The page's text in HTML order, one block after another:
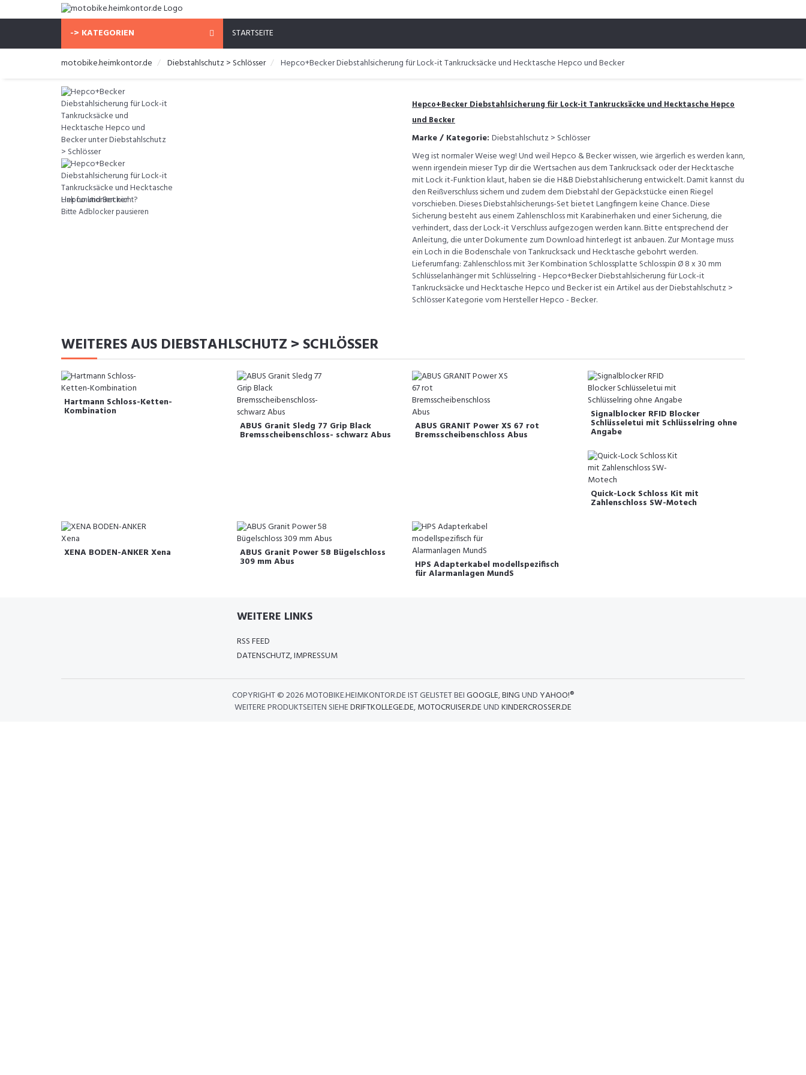
-> KATEGORIEN STARTSEITE
motobike.heimkontor.de Diebstahlschutz > Schlösser Hepco+Becker Diebstahlsicherung für Lock-it Tankrucksäcke und Hecktasche Hepco und Becker
Link funktioniert nicht?
Bitte Adblocker pausieren
Hepco+Becker Diebstahlsicherung für Lock-it Tankrucksäcke und Hecktasche Hepco
und Becker
Marke / Kategorie: Diebstahlschutz > Schlösser
Weg ist normaler Weise weg! Und weil Hepco & Becker wissen, wie ärgerlich es werden kann,
wenn irgendein mieser Typ dir die Wertsachen aus dem Tankrucksack oder der Hecktasche
mit Lock it-Funktion klaut, haben sie die H&B Diebstahlsicherung entwickelt. Damit kannst du
den Reißverschluss sichern und zudem dem Diebstahl der Gepäckstücke einen Riegel
vorschieben. Dieses Diebstahlsicherungs-Set bietet Langfingern keine Chance. Diese
Sicherung besteht aus einem Zahlenschloss mit Karabinerhaken und einer Sicherung, die
verhindert, dass der Lock-it Verschluss aufgezogen werden kann. Bitte entsprechend der
Anleitung, die unter Dokumente zum Download hinterlegt ist anbauen. Zur Montage muss
ein Loch in die Bodenschale von Tankrucksack und Hecktasche gebohrt werden.
Lieferumfang: Zahlenschloss mit 3er Kombination Schlossplatte Schlosspin Ø 8 x 30 mm
Schlüsselanhänger mit Schlüsselring - Hepco+Becker Diebstahlsicherung für Lock-it
Tankrucksäcke und Hecktasche Hepco und Becker ist ein Artikel aus der Diebstahlschutz >
Schlösser Kategorie vom Hersteller Hepco - Becker.
WEITERES AUS DIEBSTAHLSCHUTZ > SCHLÖSSER
Hartmann Schloss-Ketten-
Kombination
ABUS Granit Sledg 77 Grip Black
Bremsscheibenschloss- schwarz Abus
ABUS GRANIT Power XS 67 rot
Bremsscheibenschloss Abus
Signalblocker RFID Blocker
Schlüsseletui mit Schlüsselring ohne
Angabe
Quick-Lock Schloss Kit mit
Zahlenschloss SW-Motech
XENA BODEN-ANKER Xena ABUS Granit Power 58 Bügelschloss
309 mm Abus HPS Adapterkabel modellspezifisch
für Alarmanlagen MundS
WEITERE LINKS
RSS FEED
DATENSCHUTZ, IMPRESSUM
COPYRIGHT ©2026 MOTOBIKE.HEIMKONTOR.DE IST GELISTET BEIGOOGLE,BINGUND YAHOO!®
WEITERE PRODUKTSEITEN SIEHEDRIFTKOLLEGE.DE,MOTOCRUISER.DEUNDKINDERCROSSER.DE